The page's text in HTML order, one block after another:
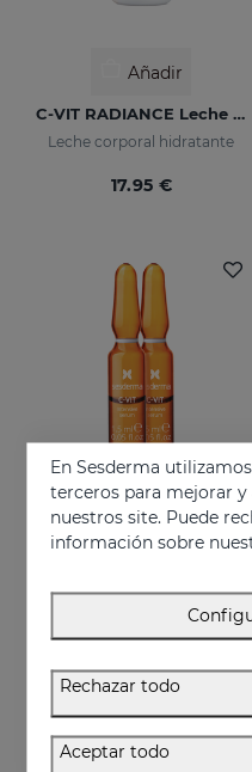
Añadir
C-VIT RADIANCE Leche Corporal Luminosa
Leche corporal hidratante
17.95 €
Añadir
Ampollas efecto flash con vitamina C
25.95 €
En Sesderma
terceros para mejorar y
nuestros site. Puede
información sobre
Rechazar todo
Aceptar todo